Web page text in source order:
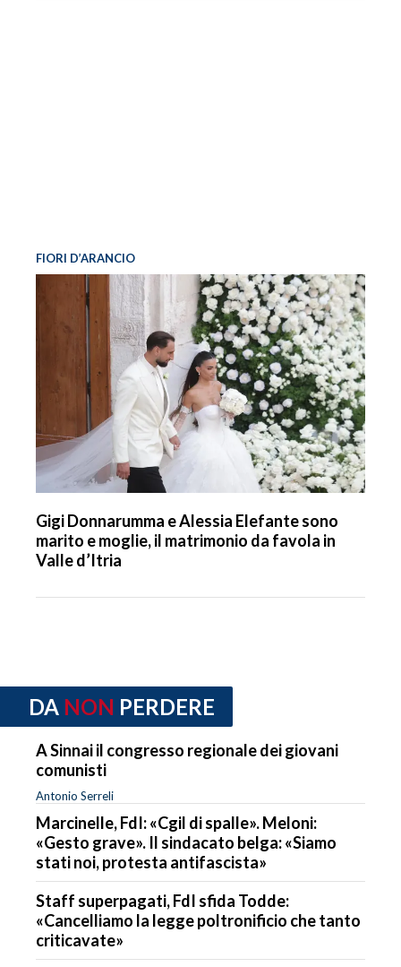
FIORI D’ARANCIO
Gigi Donnarumma e Alessia Elefante sono
marito e moglie, il matrimonio da favola in
Valle d’Itria
DA NON PERDERE
A Sinnai il congresso regionale dei giovani
comunisti
Antonio Serreli
Marcinelle, FdI: «Cgil di spalle». Meloni:
«Gesto grave». Il sindacato belga: «Siamo
stati noi, protesta antifascista»
Staff superpagati, FdI sfida Todde:
«Cancelliamo la legge poltronificio che tanto
criticavate»